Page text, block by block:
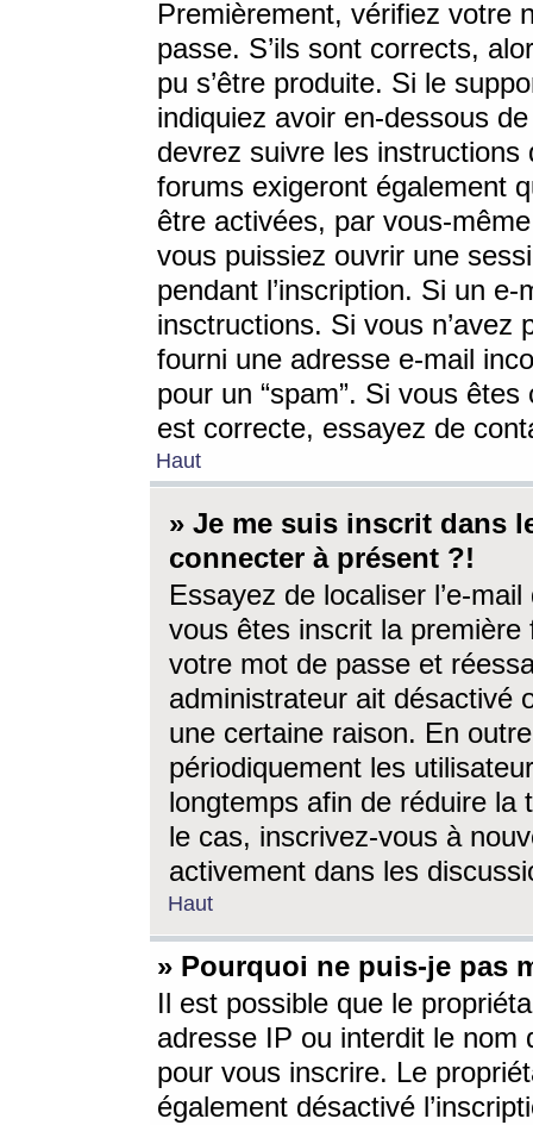
Premièrement, vérifiez votre
passe. S’ils sont corrects,
pu s’être produite. Si le
indiquiez avoir en-dessous
devrez suivre les
forums exigeront également
être activées, par vous-
vous puissiez ouvrir une
pendant l’inscription. Si un
insctructions. Si vous n’avez
fourni une adresse e-mail
pour un “spam”. Si vous
est correcte, essayez de
Haut
» Je me suis inscrit dans
connecter à présent ?!
Essayez de localiser l’e-
vous êtes inscrit la première
votre mot de passe et
administrateur ait désactivé
une certaine raison. En
périodiquement les
longtemps afin de réduire la
le cas, inscrivez-vous à
activement dans les
Haut
» Pourquoi ne puis-je pas
Il est possible que le
adresse IP ou interdit le nom
pour vous inscrire. Le
également désactivé